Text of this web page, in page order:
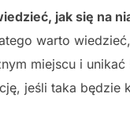
jak się na
warto
miejscu i
jeśli taka będzie